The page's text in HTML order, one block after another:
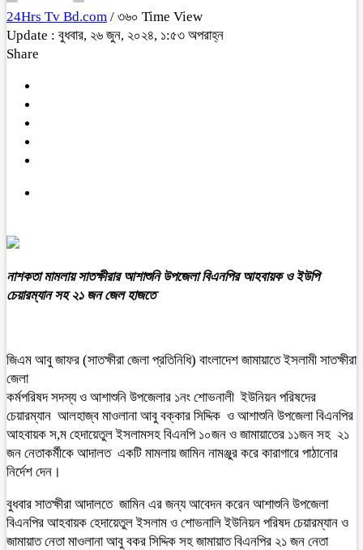
24Hrs Tv Bd.com / ৩৬০ Time View
Update : বুধবার, ২৬ জুন, ২০২৪, ১:৫৩ অপরাহ্ন
Share
নাশকতা মামলায় সাতক্ষীরার আশাশুনি উপজেলা বিএনপির আহবায়ক ও ইউপি
চেয়ারম্যান সহ ২১ জন জেল হাজতে
জিএম আবু জাফর (সাতক্ষীরা জেলা প্রতিনিধি) বাংলাদেশ জামায়াতে ইসলামী সাতক্ষীরা
জেলা
কর্মপরিষদ সদস্য ও আশাশুনি উপজেলার ১নং শোভনালী ইউনিয়ন পরিষদের
চেয়ারম্যান আলহাজ্ব মাওলানা আবু বক্কার সিদ্দিক ও আশাশুনি উপজেলা বিএনপির
আহবায়ক স,ম হেদায়েতুল ইসলামসহ বিএনপি ১০জন ও জামায়াতের ১১জন সহ ২১
জন নেতাকর্মীকে আদালত একটি মামলায় জামিন নামঞ্জুর করে কারাগারে পাঠানোর
নির্দেশ দেন।
বুধবার সাতক্ষীরা আদালতে জামিন এর জন্য আবেদন করেন আশাশুনি উপজেলা
বিএনপির আহবায়ক হেদায়েতুল ইসলাম ও শোভনালি ইউনিয়ন পরিষদ চেয়ারম্যান ও
জামায়াত নেতা মাওলানা আবু বকর সিদ্দিক সহ জামায়াত বিএনপির ২১ জন নেতা